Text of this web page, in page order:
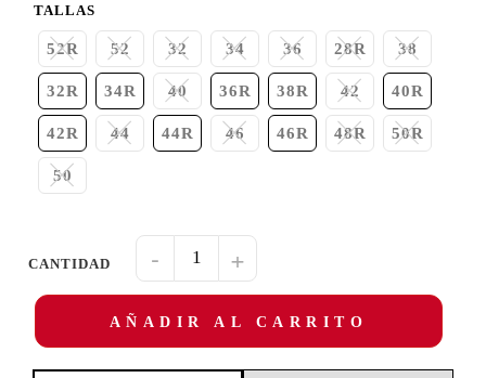
TALLAS
52R 52 32 34 36 28R 38
32R 34R 40 36R 38R 42 40R
42R 44 44R 46 46R 48R 50R
50
- +
AÑADIR AL CARRITO